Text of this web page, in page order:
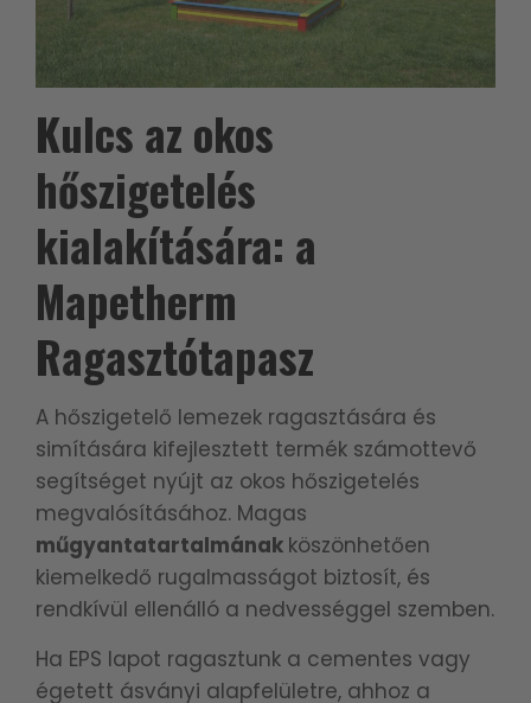
Kulcs az okos
hőszigetelés
kialakítására: a
Mapetherm
Ragasztótapasz
A hőszigetelő lemezek ragasztására és
simítására kifejlesztett termék számottevő
segítséget nyújt az okos hőszigetelés
megvalósításához. Magas
műgyantatartalmának köszönhetően
kiemelkedő rugalmasságot biztosít, és
rendkívül ellenálló a nedvességgel szemben.
Ha EPS lapot ragasztunk a cementes vagy
égetett ásványi alapfelületre, ahhoz a